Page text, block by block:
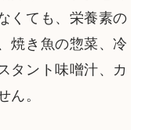
くても、栄養素の
焼き魚の惣菜、冷
タント味噌汁、カ
ん。